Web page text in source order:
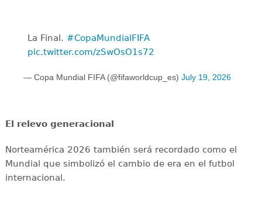
La Final. ️ #CopaMundialFIFA
pic.twitter.com/zSwOsO1s72
— Copa Mundial FIFA (@fifaworldcup_es) July 19, 2026
El relevo generacional
Norteamérica 2026 también será recordado como el
Mundial que simbolizó el cambio de era en el futbol
internacional.